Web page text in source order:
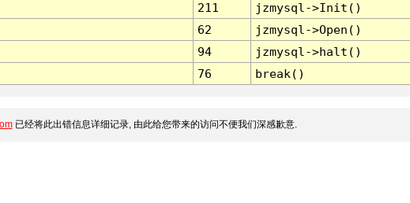
211
jzmysql->Init()
62
jzmysql->Open()
94
jzmysql->halt()
76 break()
已经将此出错信息详细记录, 由此给您带来的访问不便我们深感歉意.